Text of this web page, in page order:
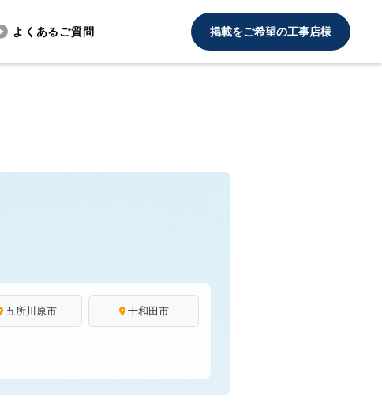
よくあるご質問 掲載をご希望の工事店様
五所川原市 十和田市